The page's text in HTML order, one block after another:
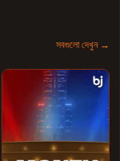
সবগুলো দেখুন →